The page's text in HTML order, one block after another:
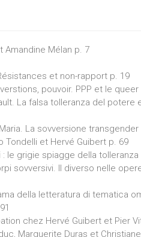
Amandine Mélan p. 7
et non-rapport p. 19
pouvoir. PPP et le queer
La falsa tolleranza del
La sovversione
Tondelli et Hervé Guibert p. 69
le grigie spiagge della
sovversivi. Il diverso nelle
della letteratura di tematica
chez Hervé Guibert et Pier
Marguerite Duras et